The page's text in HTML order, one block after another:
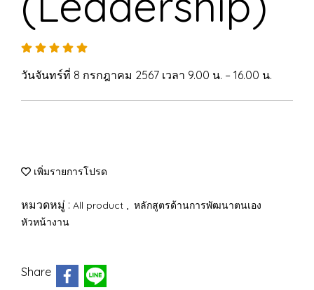
วันจันทร์ที่ 8 กรกฎาคม 2567 เวลา 9.00 น. – 16.00 น.
เพิ่มรายการโปรด
หมวดหมู่ : All product , หลักสูตรด้านการพัฒนาตนเอง
หัวหน้างาน
Share